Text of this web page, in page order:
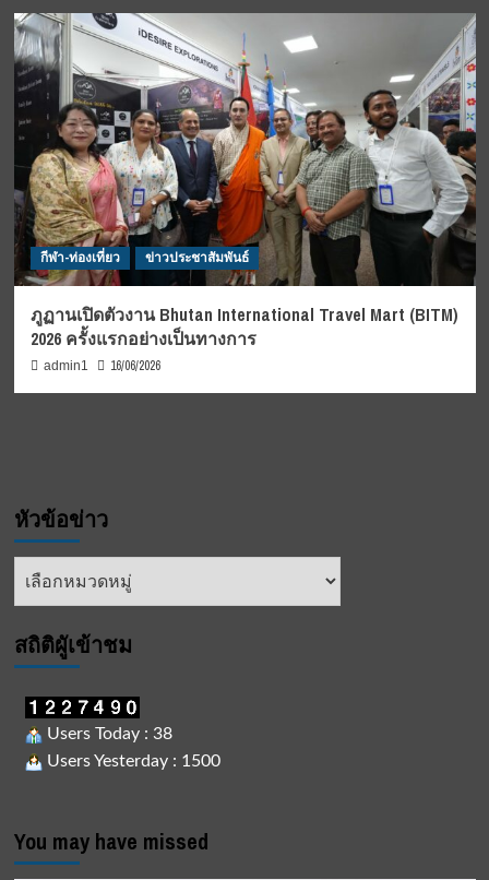
กีฬา-ท่องเที่ยว ข่าวประชาสัมพันธ์
ภูฏานเปิดตัวงาน Bhutan International Travel Mart (BITM)
2026 ครั้งแรกอย่างเป็นทางการ
admin1 16/06/2026
หัวข้อข่าว
หัวข้อ
สถิติผูัเข้าชม
Users Today : 38
Users Yesterday : 1500
You may have missed